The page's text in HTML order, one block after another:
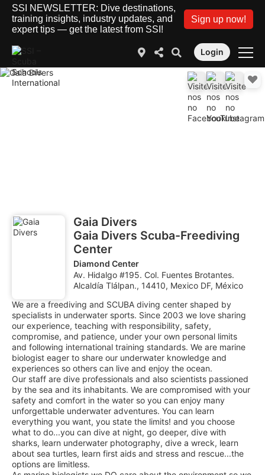
SSI NEWSLETTER: Dive destinations,
training insights, industry updates, and
expert tips — get the latest from SSI!
Sign up now!
Login
Gaia Divers
Gaia Divers Scuba-Freediving
Center
Diamond Center
Av. Hidalgo #195. Col. Fuentes Brotantes.
Alcaldía Tlálpan., 14410, Mexico DF, México
We are a freediving and SCUBA diving center shaped by
specialists in underwater sports. Since 2003 we love sharing
our experience, teaching with responsibility, safety,
compromise, and patience, under your own personal limits
and following international training standards. We are marine
biologist eager to share our underwater knowledge and
experiences so others can live and enjoy the ocean.
Our staff are dive professionals and also scientists passioned
by the sea and its inhabitants. We are compromised with your
safety and comfort in the water so you can enjoy many
unforgettable underwater adventures. You can learn
everything you want, you state the limits! and you choose
what to do...you can dive at night, go deeper, dive with
sharks, learn underwater photography, dive a wreck, learn
about sea turtles, learn first aids and stress and rescue...the
options are limitless.